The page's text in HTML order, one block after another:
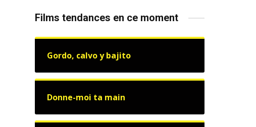
Films tendances en ce moment
Gordo, calvo y bajito
Donne-moi ta main